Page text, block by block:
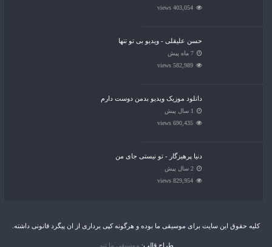
403,054 views
حسن علیقلی - ویدیو بی تو تنها
7 ماه پیش
582,989 views
دانلود موزیک ویدیو بدمن دوست دارم
1 سال پیش
690,435 views
دنیا پرهیزگار - تو نیستی جای من
2 سال پیش
829,954 views
کلیه حقوق این سایت برای موسیقی ما بوده و هرگونه کپی برداری از ان پیگرد قانونی داشته.
طراح قالب: موسیقی ما تیم